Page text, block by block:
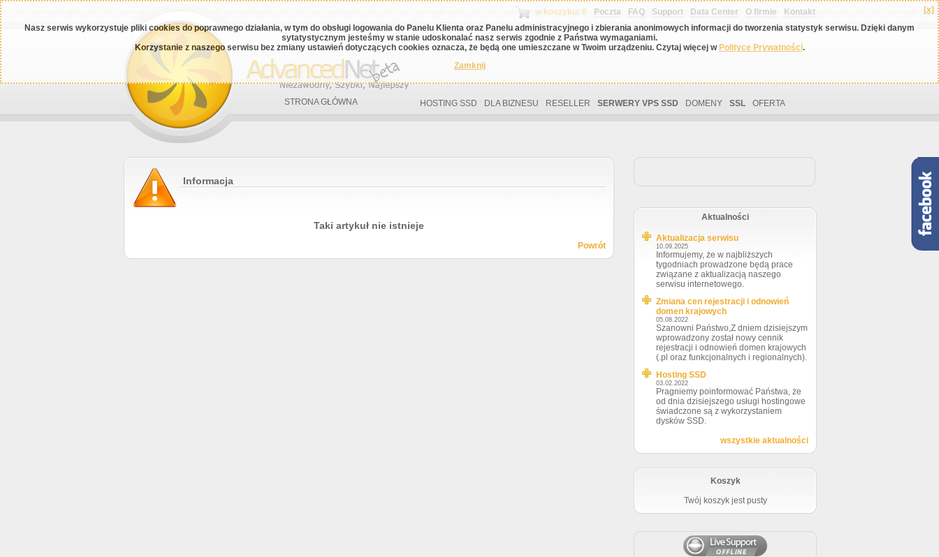
[x]
Nasz serwis wykorzystuje pliki cookies do poprawnego działania, w tym do obsługi logowania do Panelu Klienta oraz Panelu administracyjnego i zbierania anonimowych informacji do tworzenia statystyk serwisu. Dzięki danym
sytatystycznym jesteśmy w stanie udoskonalać nasz serwis zgodnie z Państwa wymaganiami.
Korzystanie z naszego serwisu bez zmiany ustawień dotyczących cookies oznacza, że będą one umieszczane w Twoim urządzeniu. Czytaj więcej w Polityce Prywatności.
Zamknij
w koszyku: 0 Poczta FAQ Support Data Center O firmie Kontakt
STRONA GŁÓWNA HOSTING SSD DLA BIZNESU RESELLER SERWERY VPS SSD DOMENY SSL OFERTA
Aktualności
Aktualizacja serwisu
10.09.2025
Informujemy, że w najbliższych
tygodniach prowadzone będą prace
związane z aktualizacją naszego
serwisu internetowego.
Zmiana cen rejestracji i odnowień
domen krajowych
05.08.2022
Szanowni Państwo,Z dniem dzisiejszym
wprowadzony został nowy cennik
rejestracji i odnowień domen krajowych
(.pl oraz funkcjonalnych i regionalnych).
Hosting SSD
03.02.2022
Pragniemy poinformować Państwa, że
od dnia dzisiejszego usługi hostingowe
świadczone są z wykorzystaniem
dysków SSD.
wszystkie aktualności
Koszyk
Twój koszyk jest pusty
Informacja
Taki artykuł nie istnieje
Powrót